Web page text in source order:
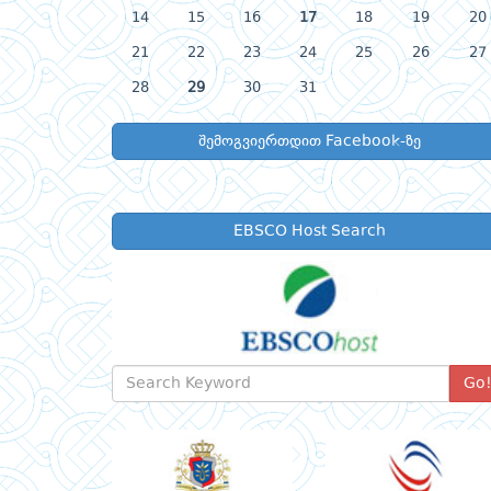
14 15 16 17 18 19 20
21 22 23 24 25 26 27
28 29 30 31
შემოგვიერთდით Facebook-ზე
EBSCO Host Search
Go!